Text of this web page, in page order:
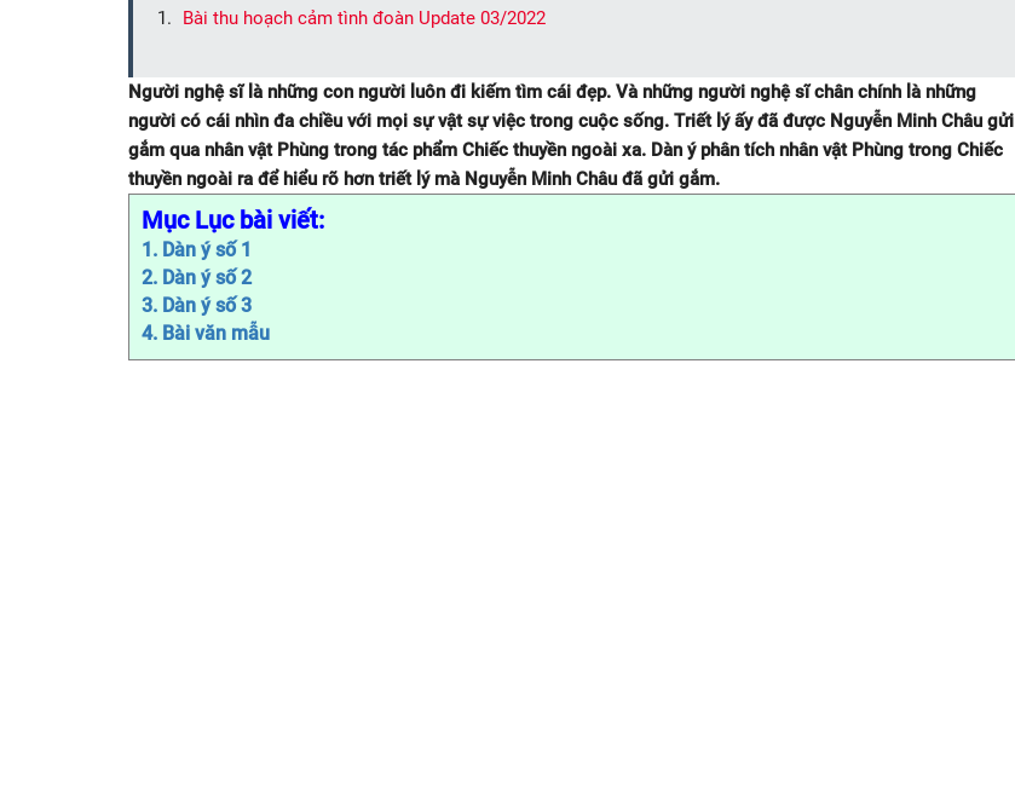
Bài thu hoạch cảm tình đoàn Update 03/2022
Người nghệ sĩ là những con người luôn đi kiếm tìm cái đẹp. Và những người nghệ sĩ chân chính là những
người có cái nhìn đa chiều với mọi sự vật sự việc trong cuộc sống. Triết lý ấy đã được Nguyễn Minh Châu gửi
gắm qua nhân vật Phùng trong tác phẩm Chiếc thuyền ngoài xa. Dàn ý phân tích nhân vật Phùng trong Chiếc
thuyền ngoài ra để hiểu rõ hơn triết lý mà Nguyễn Minh Châu đã gửi gắm.
Mục Lục bài viết:
1. Dàn ý số 1
2. Dàn ý số 2
3. Dàn ý số 3
4. Bài văn mẫu